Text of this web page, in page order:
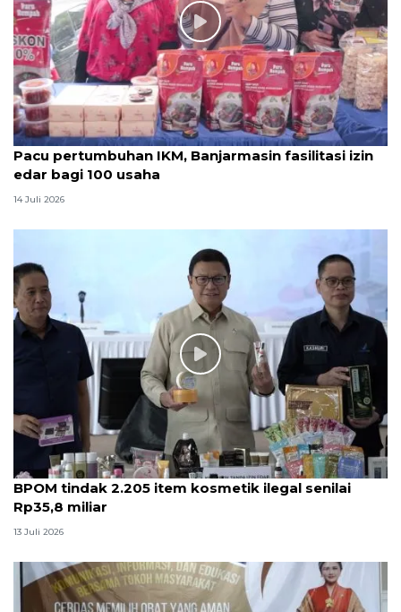
Pacu pertumbuhan IKM, Banjarmasin fasilitasi izin
edar bagi 100 usaha
14 Juli 2026
BPOM tindak 2.205 item kosmetik ilegal senilai
Rp35,8 miliar
13 Juli 2026